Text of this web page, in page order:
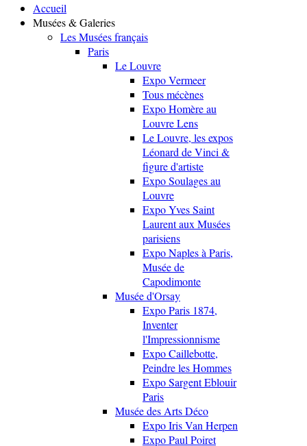
Accueil
Musées & Galeries
Les Musées français
Paris
Le Louvre
Expo Vermeer
Tous mécènes
Expo Homère au
Louvre Lens
Le Louvre, les expos
Léonard de Vinci &
figure d'artiste
Expo Soulages au
Louvre
Expo Yves Saint
Laurent aux Musées
parisiens
Expo Naples à Paris,
Musée de
Capodimonte
Musée d'Orsay
Expo Paris 1874,
Inventer
l'Impressionnisme
Expo Caillebotte,
Peindre les Hommes
Expo Sargent Eblouir
Paris
Musée des Arts Déco
Expo Iris Van Herpen
Expo Paul Poiret